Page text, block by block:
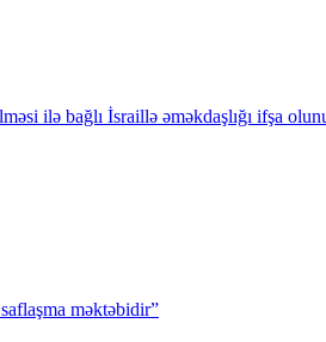
ilə bağlı İsraillə əməkdaşlığı ifşa
məktəbidir”